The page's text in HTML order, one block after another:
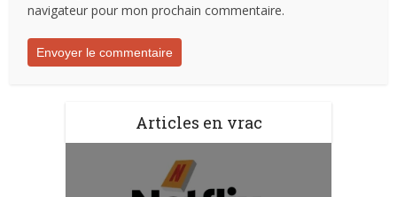
navigateur pour mon prochain commentaire.
Articles en vrac